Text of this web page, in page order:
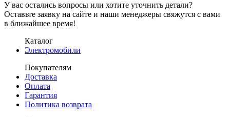
У вас остались вопросы или хотите уточнить детали?
Оставьте заявку на сайте и наши менеджеры свяжутся с вами
в ближайшее время!
Каталог
Электромобили
Покупателям
Доставка
Оплата
Гарантия
Политика возврата